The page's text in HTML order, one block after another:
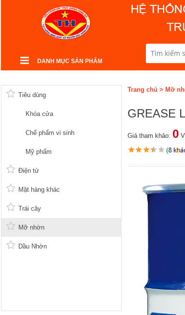
DANH MỤC SẢN PHẨM
Tiêu dùng
Khóa cửa
Chế phẩm vi sinh
Mỹ phẩm
Điện tử
Mặt hàng khác
Trái cây
Mỡ nhờn
Dầu Nhờn
Trang chủ > Mỡ
GREASE
Giá tham khảo: 0